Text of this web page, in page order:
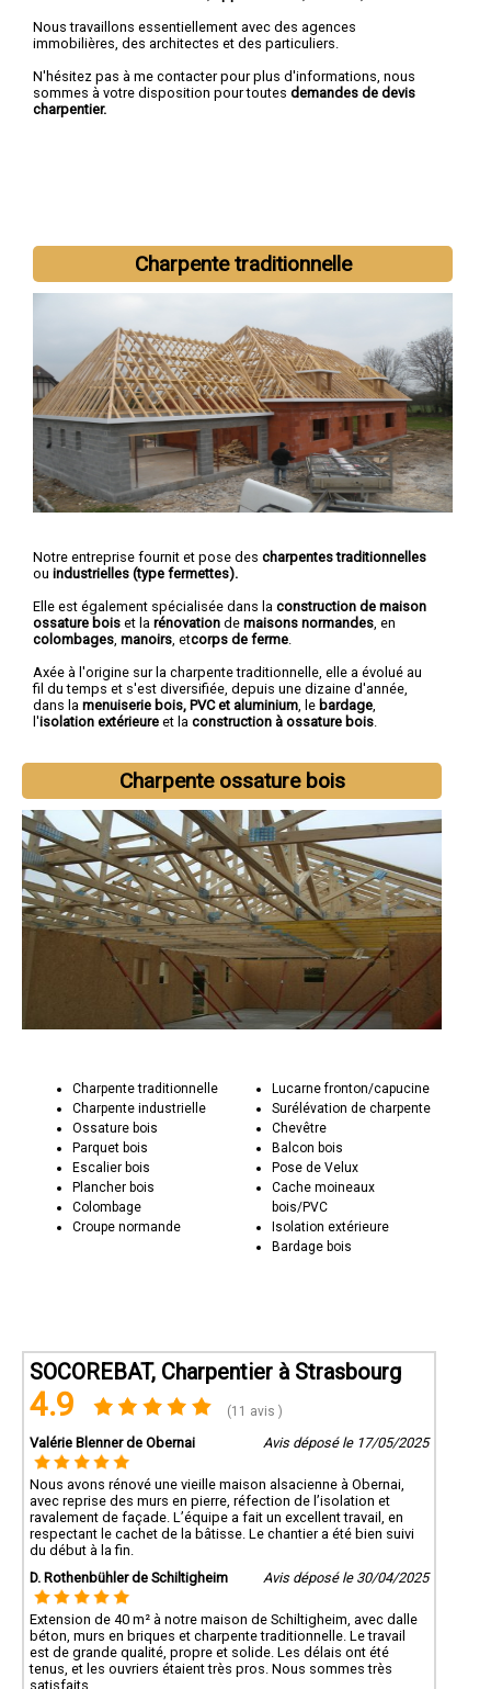
Nous travaillons essentiellement avec des agences
immobilières, des architectes et des particuliers.
N'hésitez pas à me contacter pour plus d'informations, nous
sommes à votre disposition pour toutes demandes de devis
charpentier.
Haguenau,Schiltigheim,Illkirch-Graffenstaden,Sélestat,
Lingolsheim,Bischwiller,Saverne,Obernai
Charpente traditionnelle
Notre entreprise fournit et pose des charpentes traditionnelles
ou industrielles (type fermettes).
Elle est également spécialisée dans la construction de maison
ossature bois et la rénovation de maisons normandes , en
colombages manoirs , etcorps de ferme
Axée à l'origine sur la charpente traditionnelle, elle a évolué au
fil du temps et s'est diversifiée, depuis une dizaine d'année,
dans la menuiserie bois, PVC et aluminium , le bardage
l'isolation extérieure et la construction à ossature bois
Charpente ossature bois
Charpente traditionnelle
Charpente industrielle
Ossature bois
Parquet bois
Escalier bois
Plancher bois
Colombage
Croupe normande
Lucarne fronton/capucine
Surélévation de charpente
Chevêtre
Balcon bois
Pose de Velux
Cache moineaux
bois/PVC
Isolation extérieure
Bardage bois
SOCOREBAT, Charpentier à Strasbourg
4.9 (11 avis )
Valérie Blenner de Obernai Avis déposé le 17/05/2025
Nous avons rénové une vieille maison alsacienne à Obernai,
avec reprise des murs en pierre, réfection de l’isolation et
ravalement de façade. L’équipe a fait un excellent travail, en
respectant le cachet de la bâtisse. Le chantier a été bien suivi
du début à la fin.
D. Rothenbühler de Schiltigheim
Avis déposé le 30/04/2025
Extension de 40 m² à notre maison de Schiltigheim, avec dalle
béton, murs en briques et charpente traditionnelle. Le travail
est de grande qualité, propre et solide. Les délais ont été
tenus, et les ouvriers étaient très pros. Nous sommes très
satisfaits.